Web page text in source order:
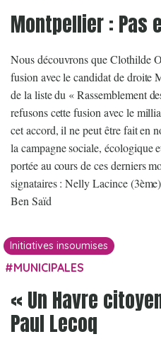
Montpellier : Pas
Nous découvrons que Clothilde
fusion avec le candidat de droite
de la liste du « Rassemblement
refusons cette fusion avec le
cet accord, il ne peut être fait en
la campagne sociale, écologique
portée au cours de ces derniers
signataires : Nelly Lacince
Ben Saïd
Initiatives insoumises
MUNICIPALES
« Un Havre
Paul Lecoq